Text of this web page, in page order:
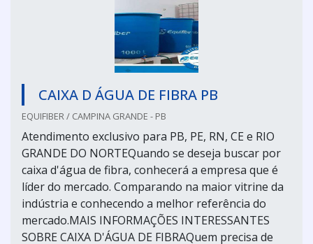
CAIXA D ÁGUA DE FIBRA PB
EQUIFIBER / CAMPINA GRANDE - PB
Atendimento exclusivo para PB, PE, RN, CE e RIO
GRANDE DO NORTEQuando se deseja buscar por
caixa d'água de fibra, conhecerá a empresa que é
líder do mercado. Comparando na maior vitrine da
indústria e conhecendo a melhor referência do
mercado.MAIS INFORMAÇÕES INTERESSANTES
SOBRE CAIXA D'ÁGUA DE FIBRAQuem precisa de